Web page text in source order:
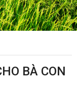
BÀ CON